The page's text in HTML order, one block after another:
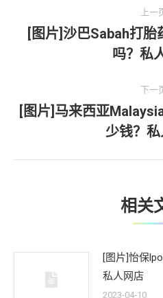
章
上一
上
一
[图片]沙巴Sabah打
吗？私
下一
一
文
[图片]马来西亚
少钱？
相关
[图片]怡保
私人网店
2023-04-10